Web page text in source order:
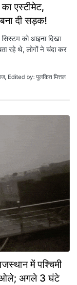
एस्टीमेट,
दी सड़क!
को आइना दिखा
रहे थे, लोगों ने चंदा कर
Edited by: पुलकित मित्तल
में पश्चिमी
ओले; अगले 3 घंटे